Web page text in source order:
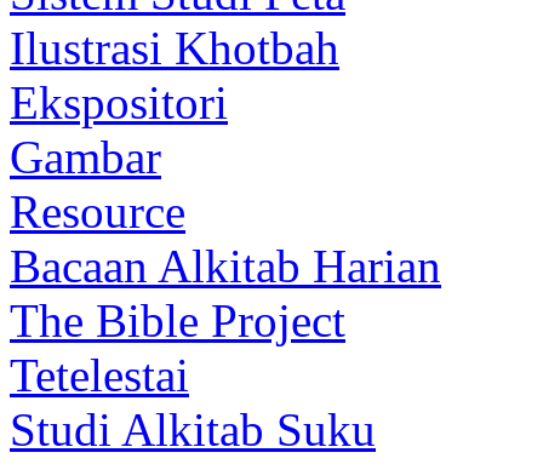
Ilustrasi Khotbah
Ekspositori
Gambar
Resource
Bacaan Alkitab Harian
The Bible Project
Tetelestai
Studi Alkitab Suku